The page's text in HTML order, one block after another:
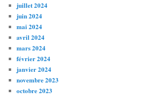
juillet 2024
juin 2024
mai 2024
avril 2024
mars 2024
février 2024
janvier 2024
novembre 2023
octobre 2023